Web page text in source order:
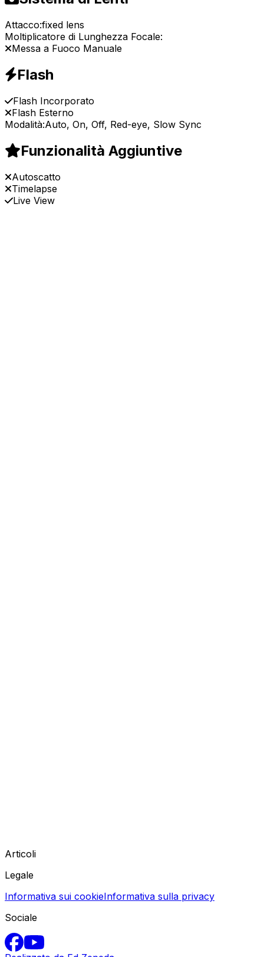
Attacco:fixed lens
Moltiplicatore di Lunghezza Focale:
Messa a Fuoco Manuale
Flash
Flash Incorporato
Flash Esterno
Modalità:Auto, On, Off, Red-eye, Slow Sync
Funzionalità Aggiuntive
Autoscatto
Timelapse
Live View
Articoli
Legale
Informativa sui cookieInformativa sulla privacy
Sociale